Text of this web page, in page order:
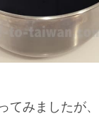
てみましたが